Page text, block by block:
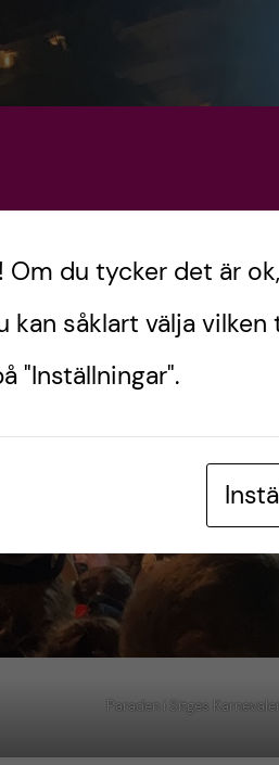
Paraden i Sitges
Om du tycker det är
kan såklart välja
"Inställningar".